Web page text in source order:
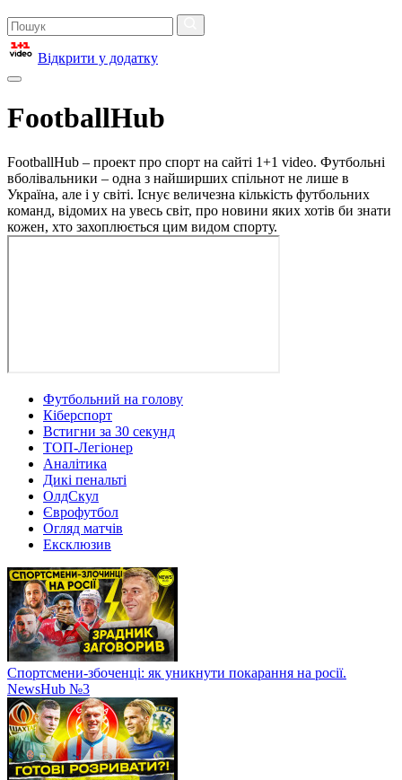
Відкрити у додатку
FootballHub
FootballHub – проект про спорт на сайті 1+1 video. Футбольні
вболівальники – одна з найширших спільнот не лише в
Україна, але і у світі. Існує величезна кількість футбольних
команд, відомих на увесь світ, про новини яких хотів би знати
кожен, хто захоплюється цим видом спорту.
Футбольний на голову
Кіберспорт
Встигни за 30 секунд
ТОП-Легіонер
Аналітика
Дикі пенальті
ОлдСкул
Єврофутбол
Огляд матчів
Ексклюзив
Спортсмени-збоченці: як уникнути покарання на росії.
NewsHub №3